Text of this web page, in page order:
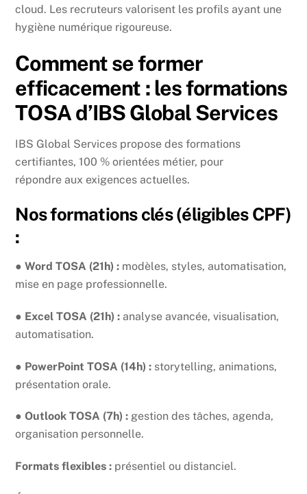
cloud. Les recruteurs valorisent les profils ayant une
hygiène numérique rigoureuse.
Comment se former
efficacement : les formations
TOSA d’IBS Global Services
IBS Global Services propose des formations
certifiantes, 100 % orientées métier, pour
répondre aux exigences actuelles.
Nos formations clés (éligibles CPF)
:
●Word TOSA (21h) : modèles, styles, automatisation,
mise en page professionnelle.
● Excel TOSA (21h) : analyse avancée, visualisation,
automatisation.
● PowerPoint TOSA (14h) : storytelling, animations,
présentation orale.
●Outlook TOSA (7h) : gestion des tâches, agenda,
organisation personnelle.
Formats flexibles : présentiel ou distanciel.